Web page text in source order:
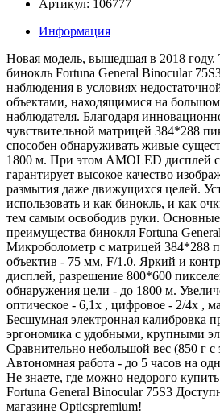
Артикул: 106777
Информация
Новая модель, вышедшая в 2018
бинокль Fortuna General Binocular
наблюдения в условиях
объектами, находящимися на
наблюдателя. Благодаря
чувствительной матрицей 384*288
способен обнаруживать живые
1800 м. При этом AMOLED дисплей
гарантирует высокое качество
размытия даже движущихся целей.
использовать и как бинокль, и как
тем самым освободив руки. Основные
преимущества бинокля Fortuna
Микроболометр с матрицей 384*288
объектив - 75 мм, F/1.0. Яркий и
дисплей, разрешение 800*600
обнаружения цели - до 1800 м.
оптическое - 6,1х , цифровое - 2/4х ,
Бесшумная электронная калибровка
эргономика с удобными, крупными
Сравнительно небольшой вес (850 г
Автономная работа - до 5 часов на
Не знаете, где можно недорого
Fortuna General Binocular 75S3
магазине Opticspremium!